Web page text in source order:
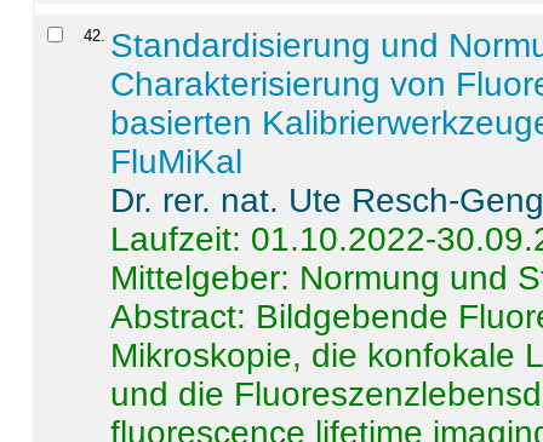
42. Standardisierung und
Charakterisierung von
basierten
FluMiKal
Dr. rer. nat. Ute Resch-
Laufzeit: 01.10.2022-
Mittelgeber: Normung und
Abstract: Bildgebende
Mikroskopie, die konfokale
und die
fluorescence lifetime